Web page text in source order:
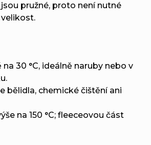
pružné, proto není nutné
na 30 °C, ideálně naruby nebo v
bělidla, chemické čištění ani
na 150 °C; fleeceovou část